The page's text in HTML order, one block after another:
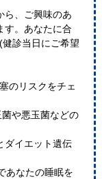
ら、ご興味のあ
す。あなたに合
診当日にご希望
のリスクをチェ
や悪玉菌などの
ダイエット遺伝
あなたの睡眠を